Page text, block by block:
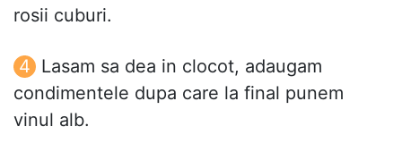
rosii cuburi.
Lasam sa dea in clocot, adaugam
condimentele dupa care la final punem
vinul alb.